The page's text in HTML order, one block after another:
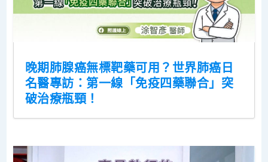
晚期肺腺癌無標靶藥可用？世界肺癌日
名醫專訪：第一線「免疫四藥聯合」突
破治療瓶頸！